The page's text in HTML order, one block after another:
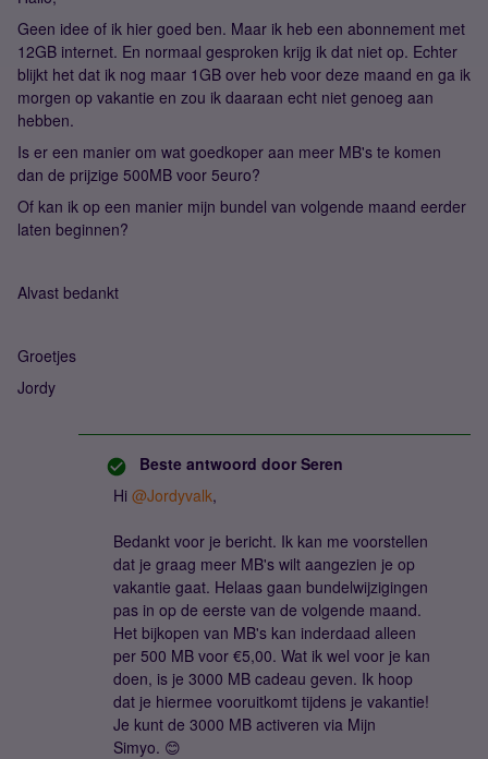
Geen idee of ik hier goed ben. Maar ik heb een abonnement met
12GB internet. En normaal gesproken krijg ik dat niet op. Echter
blijkt het dat ik nog maar 1GB over heb voor deze maand en ga ik
morgen op vakantie en zou ik daaraan echt niet genoeg aan
hebben.
Is er een manier om wat goedkoper aan meer MB's te komen
dan de prijzige 500MB voor 5euro?
Of kan ik op een manier mijn bundel van volgende maand eerder
laten beginnen?
Alvast bedankt
Groetjes
Jordy
Beste antwoord door Seren
Hi ​ @Jordyvalk,
Bedankt voor je bericht. Ik kan me voorstellen
dat je graag meer MB's wilt aangezien je op
vakantie gaat. Helaas gaan bundelwijzigingen
pas in op de eerste van de volgende maand.
Het bijkopen van MB's kan inderdaad alleen
per 500 MB voor €5,00. Wat ik wel voor je kan
doen, is je 3000 MB cadeau geven. Ik hoop
dat je hiermee vooruitkomt tijdens je vakantie!
Je kunt de 3000 MB activeren via Mijn
Simyo. 😊